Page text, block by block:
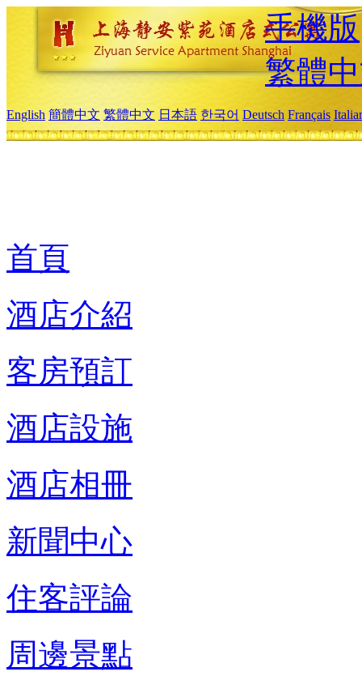
手機版
繁體
English 簡體中文 繁體中文 日本語 한국어 Deutsch Français
首頁
酒店介紹
客房預訂
酒店設施
酒店相冊
新聞中心
住客評論
周邊景點